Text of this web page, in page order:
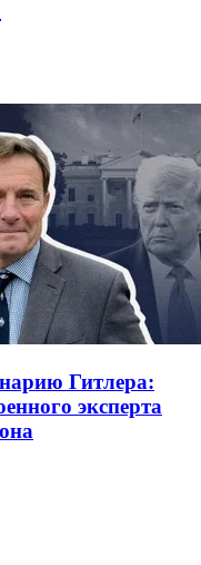
Гитлера:
эксперта